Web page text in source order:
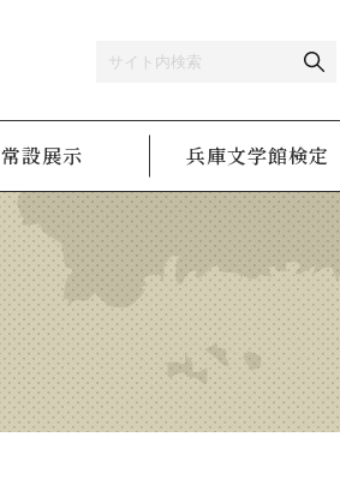
常設展示 兵庫文学館検定